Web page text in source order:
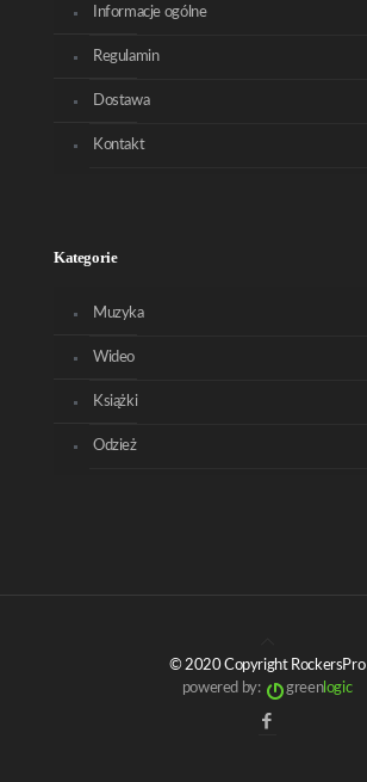
Informacje ogólne
Regulamin
Dostawa
Kontakt
Kategorie
Muzyka
Wideo
Książki
Odzież
© 2020 Copyright RockersPro
powered by:
greenlogic